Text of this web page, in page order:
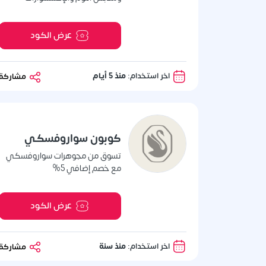
عرض الكود
اخر استخدام:منذ 5 أيام
كوبون سواروفسكي
تسوق من مجوهرات سواروفسكي
مع خصم إضافي 5%
عرض الكود
اخر استخدام:منذ سنة